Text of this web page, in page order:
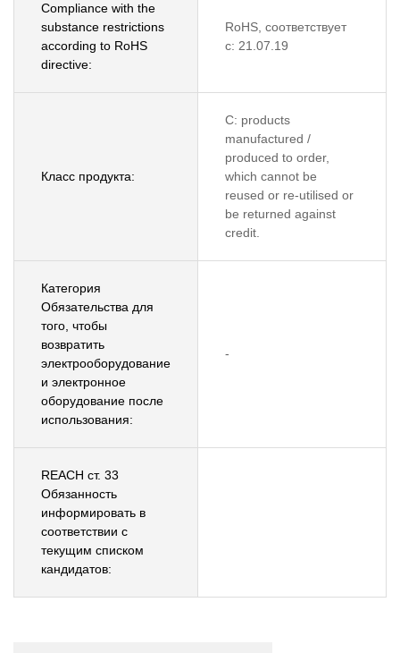
Compliance with the
substance restrictions
according to RoHS
directive:
RoHS, соответствует
с: 21.07.19
Класс продукта:
C: products
manufactured /
produced to order,
which cannot be
reused or re-utilised or
be returned against
credit.
Категория
Обязательства для
того, чтобы
возвратить
электрооборудование
и электронное
оборудование после
использования:
-
REACH ст. 33
Обязанность
информировать в
соответствии с
текущим списком
кандидатов: